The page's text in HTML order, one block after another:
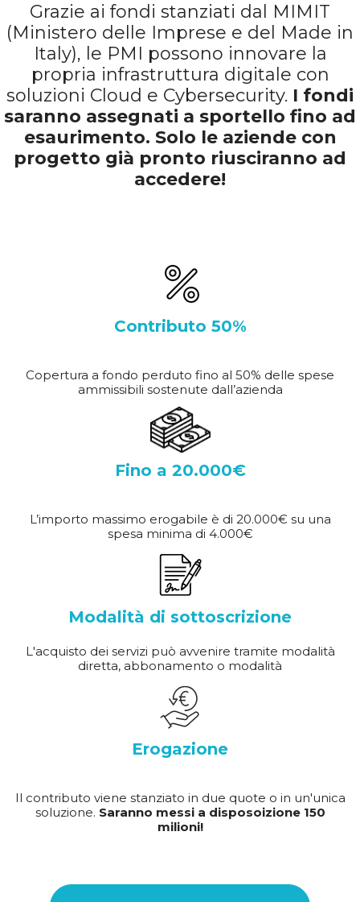
Grazie ai fondi stanziati dal MIMIT
(Ministero delle Imprese e del Made in
Italy), le PMI possono innovare la
propria infrastruttura digitale con
soluzioni Cloud e Cybersecurity. I fondi
saranno assegnati a sportello fino ad
esaurimento. Solo le aziende con
progetto già pronto riusciranno ad
accedere!
Contributo 50%
Copertura a fondo perduto fino al 50% delle spese
ammissibili sostenute dall’azienda
Fino a 20.000€
L’importo massimo erogabile è di 20.000€ su una
spesa minima di 4.000€
Modalità di sottoscrizione
L'acquisto dei servizi può avvenire tramite modalità
diretta, abbonamento o modalità
Erogazione
Il contributo viene stanziato in due quote o in un'unica
soluzione. Saranno messi a disposoizione 150
milioni!